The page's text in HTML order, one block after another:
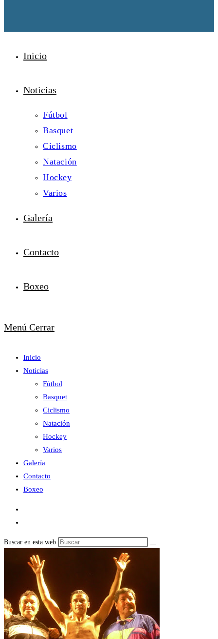
Inicio
Noticias
Fútbol
Basquet
Ciclismo
Natación
Hockey
Varios
Galería
Contacto
Boxeo
Menú Cerrar
Inicio
Noticias
Fútbol
Basquet
Ciclismo
Natación
Hockey
Varios
Galería
Contacto
Boxeo
Buscar en esta web